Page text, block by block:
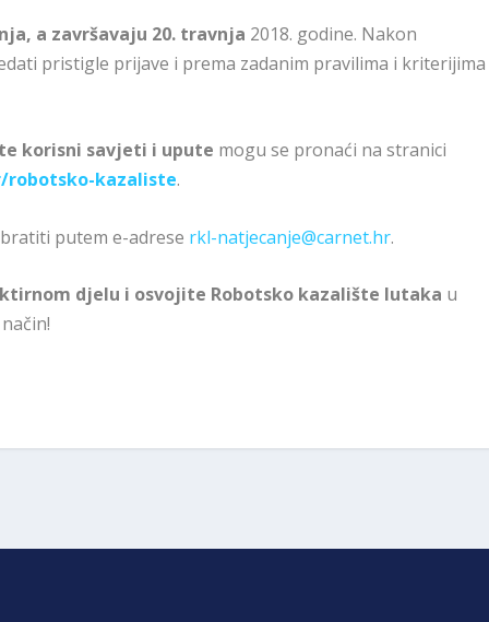
a završavaju 20. travnja 2018. godine. Nakon
pristigle prijave i prema zadanim pravilima i kriterijima
korisni savjeti i upute mogu se pronaći na stranici
kazaliste.
putem e-adrese rkl-natjecanje@carnet.hr.
djelu i osvojite Robotsko kazalište lutaka u